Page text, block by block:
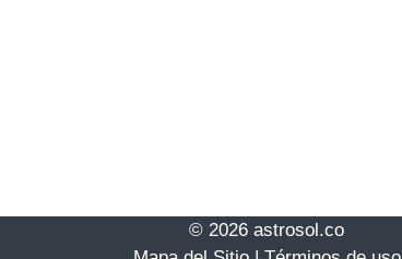
© 2026 astrosol.co